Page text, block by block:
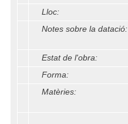
Lloc:
Notes sobre la datació:
Estat de l'obra:
Forma:
Matèries: